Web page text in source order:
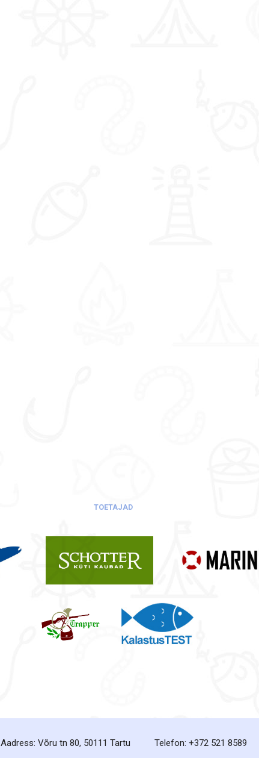
TOETAJAD
Aadress: Võru tn 80, 50111 Tartu Telefon: +372 521 8589